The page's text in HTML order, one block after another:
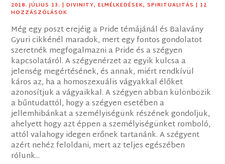
2018. JÚLIUS 13. |DIVINITY,ELMÉLKEDÉSEK,SPIRITUALITÁS | 12
HOZZÁSZÓLÁSOK
Még egy poszt erejéig a Pride témájánál és Balavány
Gyuri cikkénél maradok, mert egy fontos gondolatot
szeretnék megfogalmazni a Pride és a szégyen
kapcsolatáról. A szégyenérzet az egyik kulcsa a
jelenség megértésének, és annak, miért rendkívül
káros az, ha a homoszexuális vágyakkal élőket
azonosítjuk a vágyaikkal. A szégyen abban különbözik
a bűntudattól, hogy a szégyen esetében a
jellemhibánkat a személyiségünk részének gondoljuk,
ahelyett hogy azt éppen a személyiségünket romboló,
attól valahogy idegen erőnek tartanánk. A szégyent
azért nehéz feloldani, mert az teljes egészében
rólunk...